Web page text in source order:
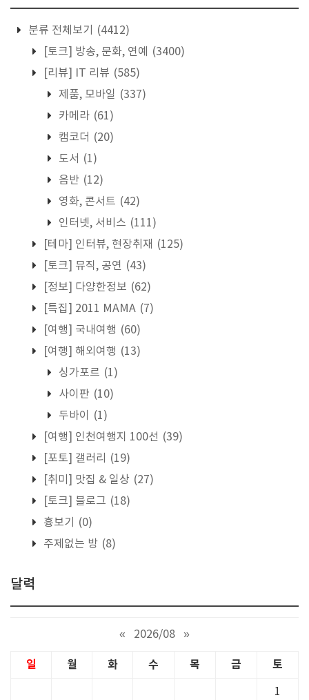
분류 전체보기
(4412)
[토크] 방송, 문화, 연예
(3400)
[리뷰] IT 리뷰 (585)
제품, 모바일 (337)
카메라 (61)
캠코더 (20)
도서 (1)
음반 (12)
영화, 콘서트 (42)
인터넷, 서비스 (111)
[테마] 인터뷰, 현장취재 (125)
[토크] 뮤직, 공연 (43)
[정보] 다양한정보 (62)
[특집] 2011 MAMA (7)
[여행] 국내여행 (60)
[여행] 해외여행 (13)
싱가포르 (1)
사이판 (10)
두바이
(1)
[여행] 인천여행지 100선 (39)
[포토] 갤러리
(19)
[취미] 맛집 & 일상 (27)
[토크] 블로그 (18)
흉보기
(0)
주제없는 방 (8)
달력
« 2026/08 »
일 월 화 수 목 금 토
1